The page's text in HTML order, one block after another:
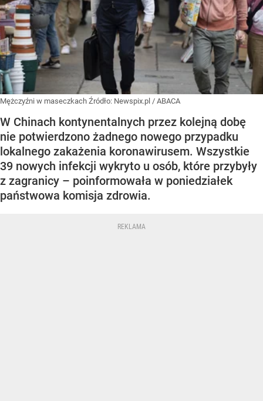
Mężczyźni w maseczkach Źródło: Newspix.pl / ABACA
W Chinach kontynentalnych przez kolejną dobę
nie potwierdzono żadnego nowego przypadku
lokalnego zakażenia koronawirusem. Wszystkie
39 nowych infekcji wykryto u osób, które przybyły
z zagranicy – poinformowała w poniedziałek
państwowa komisja zdrowia.